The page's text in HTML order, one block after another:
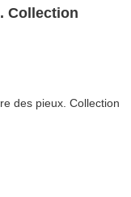
Collection